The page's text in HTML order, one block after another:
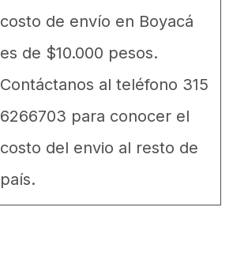
costo de envío en Boyacá
es de $10.000 pesos.
Contáctanos al teléfono 315
6266703 para conocer el
costo del envio al resto de
país.